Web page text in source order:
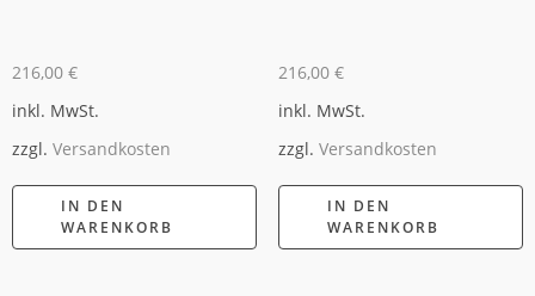
216,00 €
inkl. MwSt.
zzgl. Versandkosten
IN DEN
WARENKORB
216,00 €
inkl. MwSt.
zzgl. Versandkosten
IN DEN
WARENKORB